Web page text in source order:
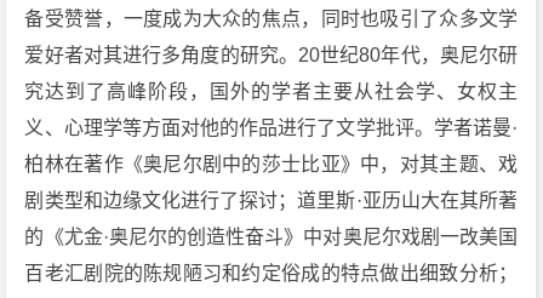
备受赞誉，一度成为大众的焦点，同时也吸引了众多文学
爱好者对其进行多角度的研究。20世纪80年代，奥尼尔研
究达到了高峰阶段，国外的学者主要从社会学、女权主
义、心理学等方面对他的作品进行了文学批评。学者诺曼·
柏林在著作《奥尼尔剧中的莎士比亚》中，对其主题、戏
剧类型和边缘文化进行了探讨；道里斯·亚历山大在其所著
的《尤金·奥尼尔的创造性奋斗》中对奥尼尔戏剧一改美国
百老汇剧院的陈规陋习和约定俗成的特点做出细致分析；